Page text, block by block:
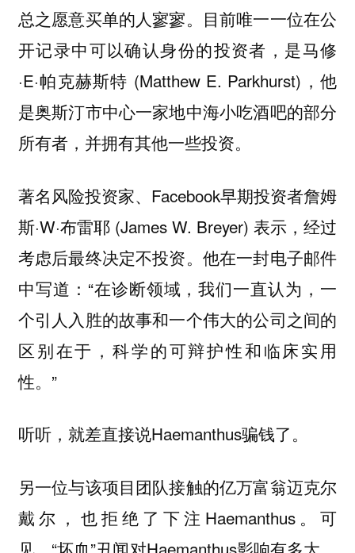
总之愿意买单的人寥寥。目前唯一一位在公
开记录中可以确认身份的投资者，是马修
·E·帕克赫斯特 (Matthew E. Parkhurst)，他
是奥斯汀市中心一家地中海小吃酒吧的部分
所有者，并拥有其他一些投资。
著名风险投资家、Facebook早期投资者詹姆
斯·W·布雷耶 (James W. Breyer) 表示，经过
考虑后最终决定不投资。他在一封电子邮件
中写道：“在诊断领域，我们一直认为，一
个引人入胜的故事和一个伟大的公司之间的
区别在于，科学的可辩护性和临床实用
性。”
听听，就差直接说Haemanthus骗钱了。
另一位与该项目团队接触的亿万富翁迈克尔
戴尔，也拒绝了下注Haemanthus。可
见，“坏血”丑闻对Haemanthus影响有多大，